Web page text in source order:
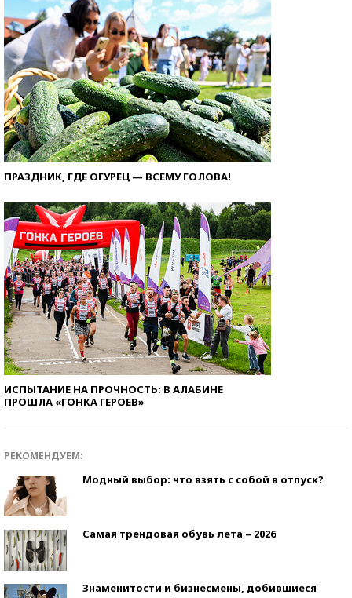
ПРАЗДНИК, ГДЕ ОГУРЕЦ — ВСЕМУ ГОЛОВА!
ИСПЫТАНИЕ НА ПРОЧНОСТЬ: В АЛАБИНЕ
ПРОШЛА «ГОНКА ГЕРОЕВ»
РЕКОМЕНДУЕМ:
Модный выбор: что взять с собой в отпуск?
Самая трендовая обувь лета – 2026
Знаменитости и бизнесмены, добившиеся